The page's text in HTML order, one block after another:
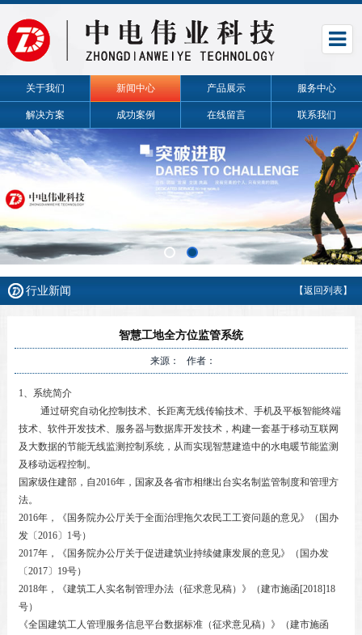
关于我们 新闻中心 产品展示 服务中心
解决方案 成功案例 在线留言 联系我们
行业新闻 【返回列表】
智慧工地全方位监管系统
来源： 作者：
1、系统简介
通过研究自动化控制技术、长距离无线传输技术、手机及平板智能终端
技术、软件开发技术、服务器与数据库开发技术，构建一套基于移动互联网
及大数据的节能无线监测控制系统，从而实现智慧建造中的水电暖节能监测
及移动远程控制。
国家级住建部，自2016年，国家及各省市相继出台实名制监管制度和管理方
法。
2016年，《国务院办公厅关于全面治理拖欠农民工工资问题的意见》（国办
发〔2016〕 1号）
2017年，《国务院办公厅关于促进建筑业持续健康发展的意见》（国办发
〔2017〕 19号）
2018年，《建筑工人实名制管理办法（征求意见稿）》（建市施函[2018]18
号）
《全国建筑工人管理服务信息平台数据标准（征求意见稿）》（建市施函